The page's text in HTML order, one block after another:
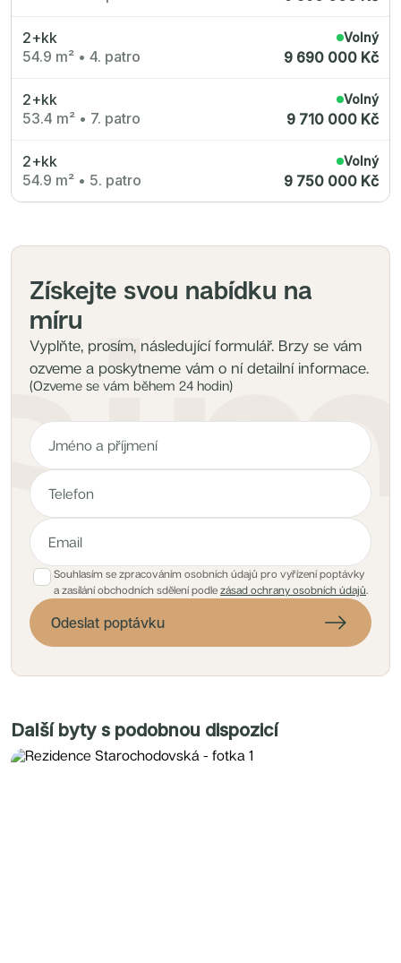
2+kk
54.9 m² • 4. patro
Volný
9 690 000 Kč
2+kk
53.4 m² • 7. patro
Volný
9 710 000 Kč
2+kk
54.9 m² • 5. patro
Volný
9 750 000 Kč
Získejte svou nabídku na
míru
Vyplňte, prosím, následující formulář. Brzy se vám
ozveme a poskytneme vám o ní detailní informace.
(Ozveme se vám během 24 hodin)
Souhlasím se zpracováním osobních údajů pro vyřízení poptávky
a zasílání obchodních sdělení podle zásad ochrany osobních údajů.
Odeslat poptávku
Další byty s podobnou dispozicí